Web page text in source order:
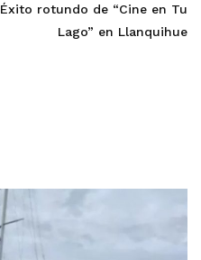
Éxito rotundo de “Cine en Tu
Lago” en Llanquihue